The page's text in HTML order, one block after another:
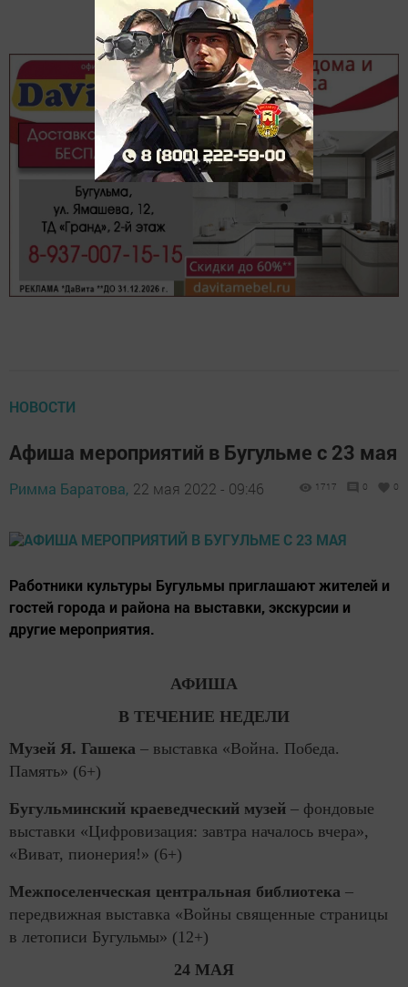
НОВОСТИ
Афиша мероприятий в Бугульме с 23 мая
Римма Баратова, 22 мая 2022 - 09:46 1717 0 0
Работники культуры Бугульмы приглашают жителей и
гостей города и района на выставки, экскурсии и
другие мероприятия.
АФИША
В ТЕЧЕНИЕ НЕДЕЛИ
Музей Я. Гашека – выставка «Война. Победа.
Память» (6+)
Бугульминский краеведческий музей – фондовые
выставки «Цифровизация: завтра началось вчера»,
«Виват, пионерия!» (6+)
Межпоселенческая центральная библиотека –
передвижная выставка «Войны священные страницы
в летописи Бугульмы» (12+)
24 МАЯ